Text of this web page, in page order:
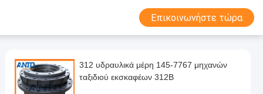
Επικοινωνήστε τώρα
312 υδραυλικά μέρη 145-7767 μηχανών
ταξιδιού εκσκαφέων 312B